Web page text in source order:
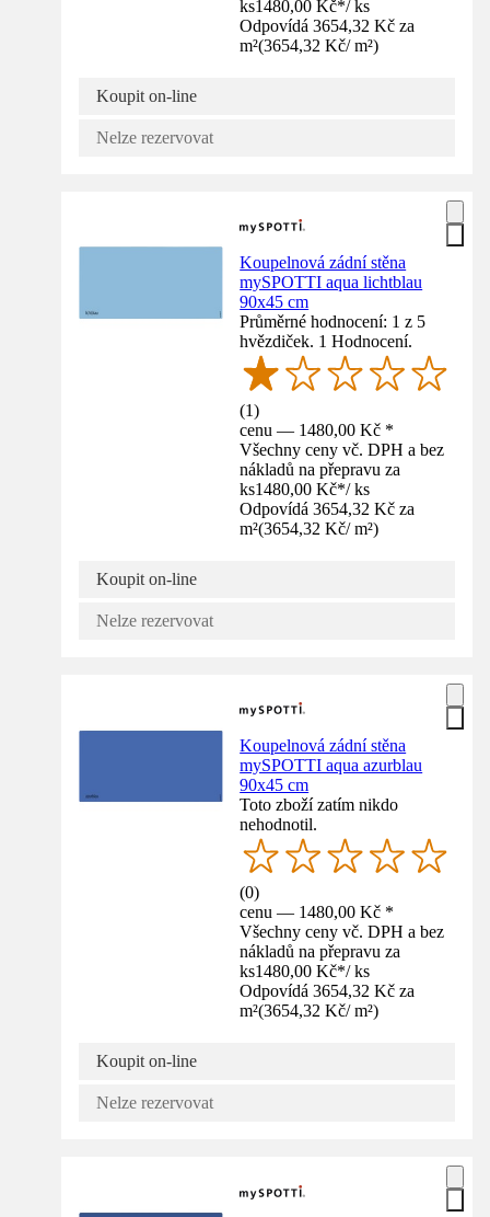
ks1480,00 Kč*/ ks
Odpovídá 3654,32 Kč za
m²(3654,32 Kč/ m²)
Koupit on-line
Nelze rezervovat
Koupelnová zádní stěna
mySPOTTI aqua lichtblau
90x45 cm
Průměrné hodnocení: 1 z 5
hvězdiček. 1 Hodnocení.
(1)
cenu — 1480,00 Kč *
Všechny ceny vč. DPH a bez
nákladů na přepravu za
ks1480,00 Kč*/ ks
Odpovídá 3654,32 Kč za
m²(3654,32 Kč/ m²)
Koupit on-line
Nelze rezervovat
Koupelnová zádní stěna
mySPOTTI aqua azurblau
90x45 cm
Toto zboží zatím nikdo
nehodnotil.
(0)
cenu — 1480,00 Kč *
Všechny ceny vč. DPH a bez
nákladů na přepravu za
ks1480,00 Kč*/ ks
Odpovídá 3654,32 Kč za
m²(3654,32 Kč/ m²)
Koupit on-line
Nelze rezervovat